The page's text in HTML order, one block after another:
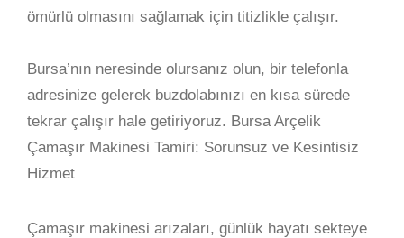
ömürlü olmasını sağlamak için titizlikle çalışır.
Bursa’nın neresinde olursanız olun, bir telefonla
adresinize gelerek buzdolabınızı en kısa sürede
tekrar çalışır hale getiriyoruz. Bursa Arçelik
Çamaşır Makinesi Tamiri: Sorunsuz ve Kesintisiz
Hizmet
Çamaşır makinesi arızaları, günlük hayatı sekteye